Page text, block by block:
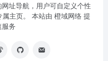
址导航，用户可自定义个性
主页。 本站由 橙域网络 提
务